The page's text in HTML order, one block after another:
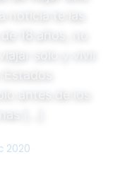
noticia te las
18 años, no
solo y vivir
antes de los
[…]
2020